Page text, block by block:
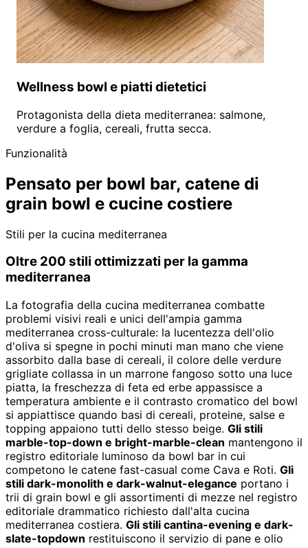
Wellness bowl e piatti dietetici
Protagonista della dieta mediterranea: salmone,
verdure a foglia, cereali, frutta secca.
Funzionalità
Pensato per bowl bar, catene di
grain bowl e cucine costiere
Stili per la cucina mediterranea
Oltre 200 stili ottimizzati per la gamma
mediterranea
La fotografia della cucina mediterranea combatte
problemi visivi reali e unici dell'ampia gamma
mediterranea cross-culturale: la lucentezza dell'olio
d'oliva si spegne in pochi minuti man mano che viene
assorbito dalla base di cereali, il colore delle verdure
grigliate collassa in un marrone fangoso sotto una luce
piatta, la freschezza di feta ed erbe appassisce a
temperatura ambiente e il contrasto cromatico del bowl
si appiattisce quando basi di cereali, proteine, salse e
topping appaiono tutti dello stesso beige. Gli stili
marble-top-down e bright-marble-clean mantengono il
registro editoriale luminoso da bowl bar in cui
competono le catene fast-casual come Cava e Roti. Gli
stili dark-monolith e dark-walnut-elegance portano i
trii di grain bowl e gli assortimenti di mezze nel registro
editoriale drammatico richiesto dall'alta cucina
mediterranea costiera. Gli stili cantina-evening e dark-
slate-topdown restituiscono il servizio di pane e olio